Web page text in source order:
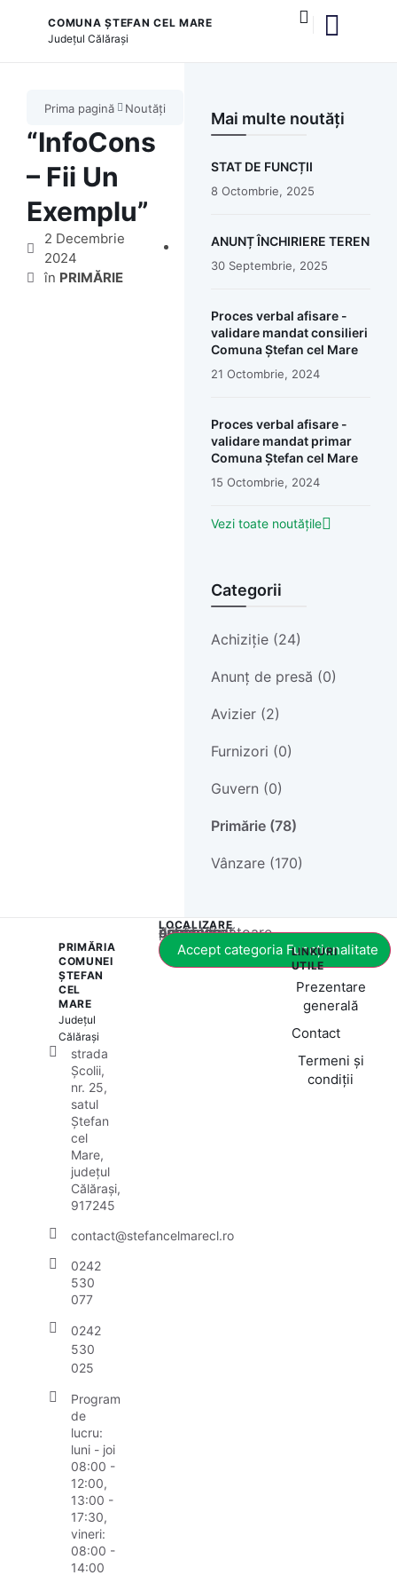
COMUNA ȘTEFAN CEL MARE
JudețulCălărași
Prima pagină Noutăți
“InfoCons
– Fii Un
Exemplu”
2 Decembrie
2024
în PRIMĂRIE
Mai multe noutăți
STAT DE FUNCȚII
8 Octombrie, 2025
ANUNȚ ÎNCHIRIERE TEREN
30 Septembrie, 2025
Proces verbal afisare -
validare mandat consilieri
Comuna Ștefan cel Mare
21 Octombrie, 2024
Proces verbal afisare -
validare mandat primar
Comuna Ștefan cel Mare
15 Octombrie, 2024
Vezi toate noutățile
Categorii
Achiziție (24)
Anunț de presă (0)
Avizier (2)
Furnizori (0)
Guvern (0)
Primărie (78)
Vânzare (170)
PRIMĂRIA
COMUNEI
ȘTEFAN
CEL
MARE
Județul
Călărași
strada
Școlii,
nr. 25,
satul
Ștefan
cel
Mare,
județul
Călărași,
917245
contact@stefancelmarecl.ro
0242
530
077
0242
530
025
Program
de
lucru:
luni - joi
08:00 -
12:00,
13:00 -
17:30,
vineri:
08:00 -
14:00
LOCALIZARE
Acest conținut este blocat până când acceptați categoria corespunzătoare de cookie-uri.
Accept categoria Funcționalitate
LINKURI
UTILE
Prezentare
generală
Contact
Termeni și
condiții